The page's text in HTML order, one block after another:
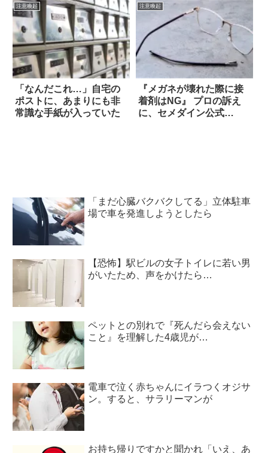
注意喚起
「なんだこれ…」自宅の
ポストに、あまりにも非
常識な手紙が入っていた
注意喚起
『メガネが壊れた際に接
着剤はNG』 プロの訴え
に、セメダイン公式
「まだ心臓バクバクしてる」立体駐車
場で車を発進しようとしたら
【恐怖】駅ビルの女子トイレに若い男
がいたため、声をかけたら…
ペットとの別れで『死んだら会えない
こと』を理解した4歳児が…
電車で泣く赤ちゃんにイラつくオジサ
ン。すると、サラリーマンが
お持ち帰りですかと聞かれ「いえ、あ